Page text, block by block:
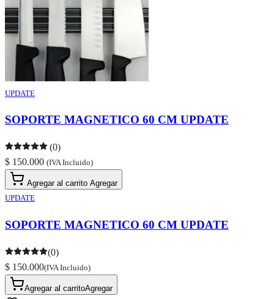
UPDATE
SOPORTE MAGNETICO 60 CM UPDATE
(0)
$ 150.000 (IVA Incluido)
Agregar al carrito Agregar
UPDATE
SOPORTE MAGNETICO 60 CM UPDATE
(0)
$ 150.000(IVA Incluido)
Agregar al carritoAgregar